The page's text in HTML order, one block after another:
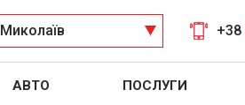
Миколаїв +38
АВТО ПОСЛУГИ